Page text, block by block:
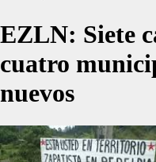
EZLN: Siete
cuatro
nuevos